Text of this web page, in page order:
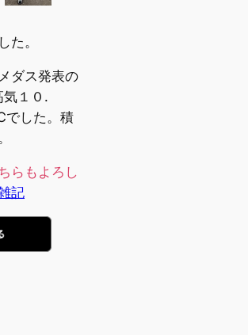
た。
ダス発表の
１０.
した。積
らもよろし
記